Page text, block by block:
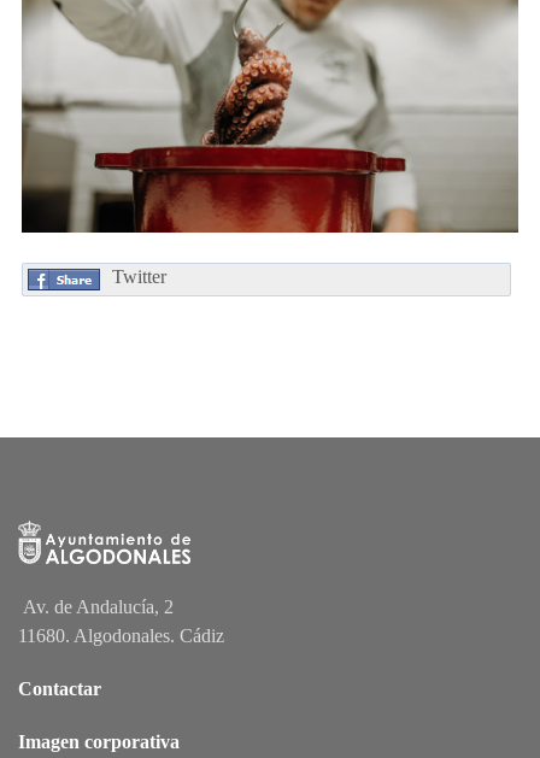
Twitter
Av. de Andalucía, 2
11680. Algodonales. Cádiz
Contactar
Imagen corporativa